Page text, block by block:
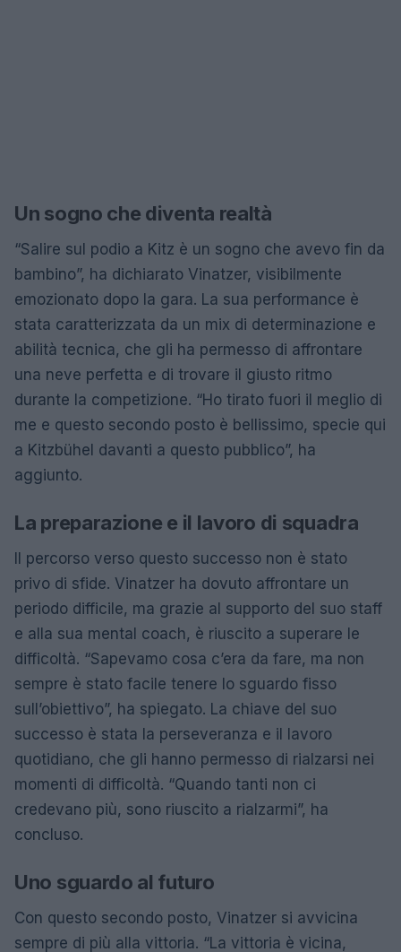
Un sogno che diventa realtà
“Salire sul podio a Kitz è un sogno che avevo fin da
bambino”, ha dichiarato Vinatzer, visibilmente
emozionato dopo la gara. La sua performance è
stata caratterizzata da un mix di determinazione e
abilità tecnica, che gli ha permesso di affrontare
una neve perfetta e di trovare il giusto ritmo
durante la competizione. “Ho tirato fuori il meglio di
me e questo secondo posto è bellissimo, specie qui
a Kitzbühel davanti a questo pubblico”, ha
aggiunto.
La preparazione e il lavoro di squadra
Il percorso verso questo successo non è stato
privo di sfide. Vinatzer ha dovuto affrontare un
periodo difficile, ma grazie al supporto del suo staff
e alla sua mental coach, è riuscito a superare le
difficoltà. “Sapevamo cosa c’era da fare, ma non
sempre è stato facile tenere lo sguardo fisso
sull’obiettivo”, ha spiegato. La chiave del suo
successo è stata la perseveranza e il lavoro
quotidiano, che gli hanno permesso di rialzarsi nei
momenti di difficoltà. “Quando tanti non ci
credevano più, sono riuscito a rialzarmi”, ha
concluso.
Uno sguardo al futuro
Con questo secondo posto, Vinatzer si avvicina
sempre di più alla vittoria. “La vittoria è vicina,